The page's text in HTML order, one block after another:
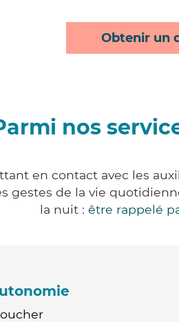
Obtenir un
nos
en contact avec les
gestes de la vie
la nuit : être rappelé